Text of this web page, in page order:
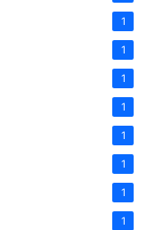
1
1
1
1
1
1
1
1